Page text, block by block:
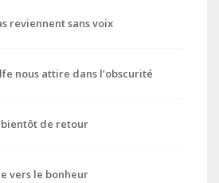
reviennent sans voix
nous attire dans l’obscurité
bientôt de retour
vers le bonheur